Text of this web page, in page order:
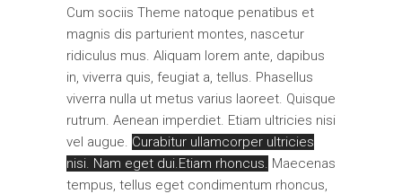
Cum sociis Theme natoque penatibus et
magnis dis parturient montes, nascetur
ridiculus mus. Aliquam lorem ante, dapibus
in, viverra quis, feugiat a, tellus. Phasellus
viverra nulla ut metus varius laoreet. Quisque
rutrum. Aenean imperdiet. Etiam ultricies nisi
vel augue. Curabitur ullamcorper ultricies
nisi. Nam eget dui.Etiam rhoncus. Maecenas
tempus, tellus eget condimentum rhoncus,